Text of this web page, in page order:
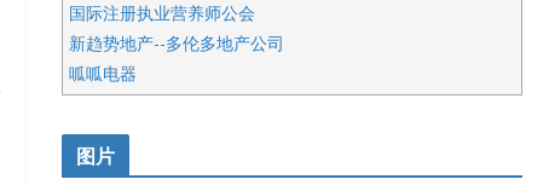
国际注册执业营养师公会
新趋势地产--多伦多地产公司
呱呱电器
开明车行KS CAR SALES & SERVICE
皇后金融集团
铁木尔商业注册服务
图片